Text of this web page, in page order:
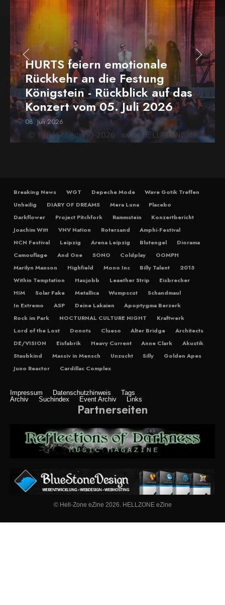
HURTS feiern emotionale
Rückkehr an die Festung
Königstein - Rückblick auf das
Konzert vom 05. Juli 2026
08. Juli 2026
Breaking News WGT Depeche Mode
Wave Gotik Treffen
Unheilig
DIARY OF DREAMS Mera Luna
Placebo
Darkflower
Project Pitchfork Rammstein
Konzertbericht
Joachim Witt
VNV Nation Rotersand
Amphi-Festival
NCN Festival
Leipzig Arena Leipzig Blutengel
Diorama
Camouflage
And One SONO Coldplay
OOMPH
Marilyn Manson
Highfield Mono Inc Billy Talent
2015
Within Temptation
Haujobb Leaether Strip
Eisbrecher
HIM
Solar Fake Metallica Wumpscut
Schandmaul
In Extremo
ASP Deine Lakaien
Apoptygma Berzerk
Rock im Park
NOCTURNAL CULTURE NIGHT
Kraftwerk
Lord of the Lost
Donots Clueso Alter Bridge
Architects
DE/VISION
Eisfabrik Heavy Current Anne Clark
Akustik
Staubkind
Massiv in Mensch Unzucht Silly
Golden Apes
Juno Reactor
Cardillac Complex
Impressum Datenschutzhinweis
Tags
Archiv
Suchindex Event Archiv Links
Partnerseiten
© Hell-Zone eZine 2026. HELLZONE eZine